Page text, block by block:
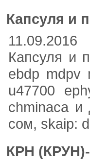
Капсуля и
11.09.2016
Капсуля и
ebdp mdpv
u47700
chminaca и
сом, skаip:
КРН (КРУН)-